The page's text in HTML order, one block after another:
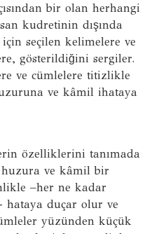
bir olan herhangi
kudretinin dışında
seçilen kelimelere ve
gösterildiğini sergiler.
ve cümlelere titizlikle
ve kâmil ihataya
özelliklerini tanımada
ve kâmil bir
–her ne kadar
hataya duçar olur ve
yüzünden küçük